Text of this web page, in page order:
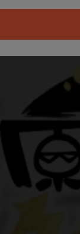
本章